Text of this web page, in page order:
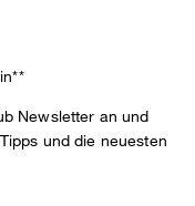
Newsletter an und
und die neuesten